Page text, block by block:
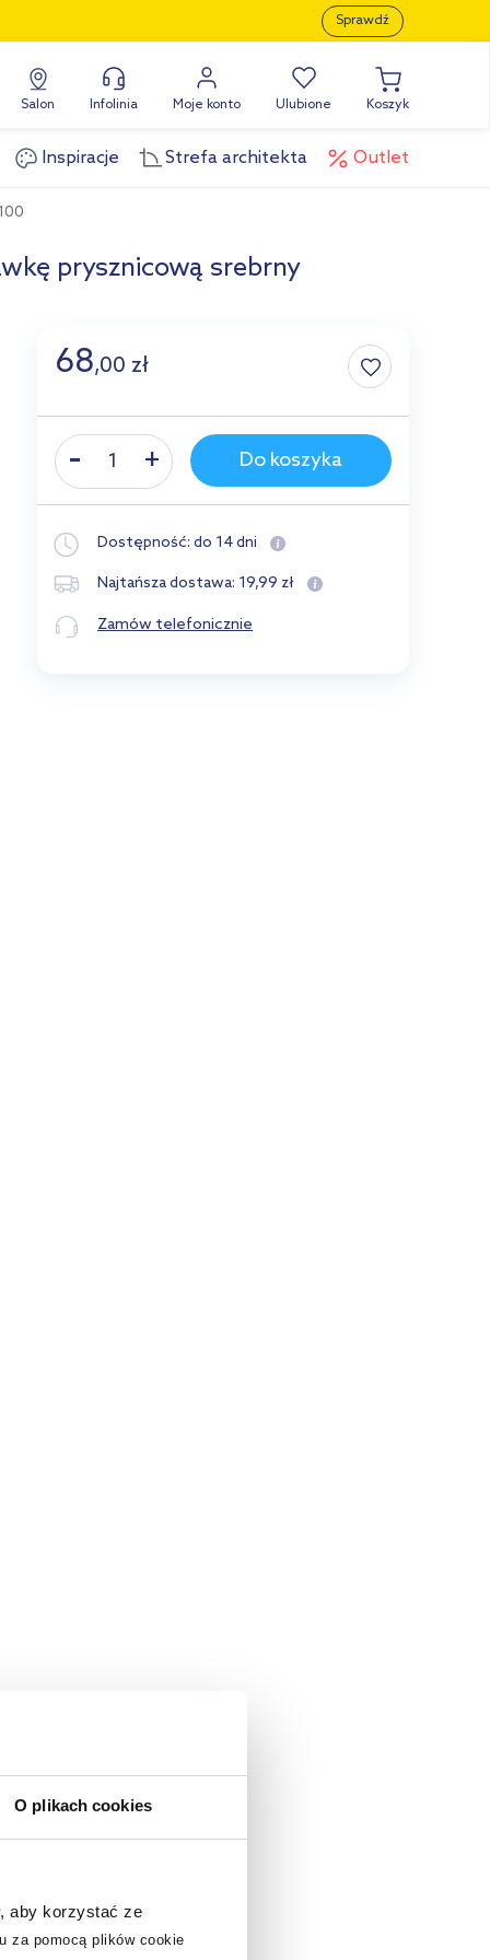
O plikach cookies
, aby korzystać ze
za pomocą plików cookie
Sprawdź
Salon Infolinia Moje konto Ulubione Koszyk
Inspiracje Strefa architekta Outlet
prysznicową srebrny
68,00 zł
Do koszyka
Dostępność: do 14 dni
Najtańsza dostawa: 19,99 zł
Zamów telefonicznie
multirabaty